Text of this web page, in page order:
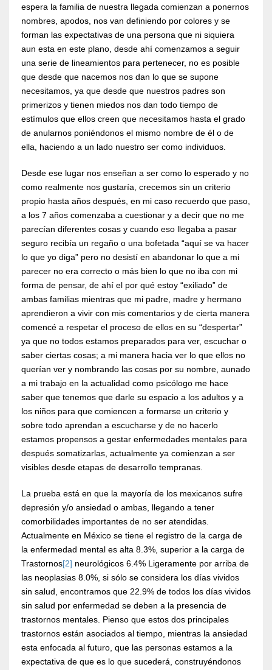
espera la familia de nuestra llegada comienzan a ponernos
nombres, apodos, nos van definiendo por colores y se
forman las expectativas de una persona que ni siquiera
aun esta en este plano, desde ahí comenzamos a seguir
una serie de lineamientos para pertenecer, no es posible
que desde que nacemos nos dan lo que se supone
necesitamos, ya que desde que nuestros padres son
primerizos y tienen miedos nos dan todo tiempo de
estímulos que ellos creen que necesitamos hasta el grado
de anularnos poniéndonos el mismo nombre de él o de
ella, haciendo a un lado nuestro ser como individuos.
Desde ese lugar nos enseñan a ser como lo esperado y no
como realmente nos gustaría, crecemos sin un criterio
propio hasta años después, en mi caso recuerdo que paso,
a los 7 años comenzaba a cuestionar y a decir que no me
parecían diferentes cosas y cuando eso llegaba a pasar
seguro recibía un regaño o una bofetada “aquí se va hacer
lo que yo diga” pero no desistí en abandonar lo que a mi
parecer no era correcto o más bien lo que no iba con mi
forma de pensar, de ahí el por qué estoy “exiliado” de
ambas familias mientras que mi padre, madre y hermano
aprendieron a vivir con mis comentarios y de cierta manera
comencé a respetar el proceso de ellos en su “despertar”
ya que no todos estamos preparados para ver, escuchar o
saber ciertas cosas; a mi manera hacia ver lo que ellos no
querían ver y nombrando las cosas por su nombre, aunado
a mi trabajo en la actualidad como psicólogo me hace
saber que tenemos que darle su espacio a los adultos y a
los niños para que comiencen a formarse un criterio y
sobre todo aprendan a escucharse y de no hacerlo
estamos propensos a gestar enfermedades mentales para
después somatizarlas, actualmente ya comienzan a ser
visibles desde etapas de desarrollo tempranas.
La prueba está en que la mayoría de los mexicanos sufre
depresión y/o ansiedad o ambas, llegando a tener
comorbilidades importantes de no ser atendidas.
Actualmente en México se tiene el registro de la carga de
la enfermedad mental es alta 8.3%, superior a la carga de
Trastornos[2] neurológicos 6.4% Ligeramente por arriba de
las neoplasias 8.0%, si sólo se considera los días vividos
sin salud, encontramos que 22.9% de todos los días vividos
sin salud por enfermedad se deben a la presencia de
trastornos mentales. Pienso que estos dos principales
trastornos están asociados al tiempo, mientras la ansiedad
esta enfocada al futuro, que las personas estamos a la
expectativa de que es lo que sucederá, construyéndonos